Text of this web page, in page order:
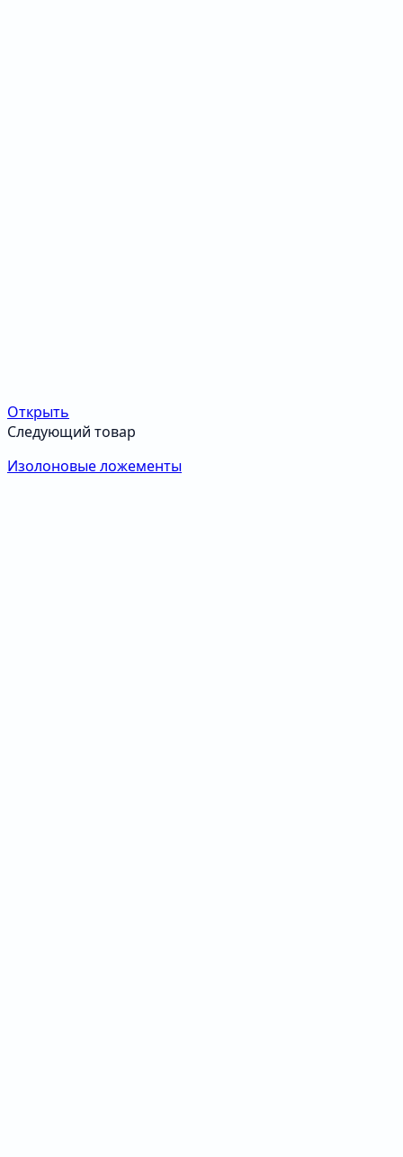
Открыть
Следующий товар
Изолоновые ложементы